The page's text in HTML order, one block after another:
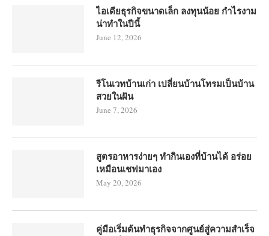
ไอเดียธุรกิจขนาดเล็ก ลงทุนน้อย กำไรงาม
น่าทำในปีนี้
June 12, 2026
รีโนเวทบ้านเก่า เปลี่ยนบ้านโทรมเป็นบ้าน
สวยในฝัน
June 7, 2026
สูตรอาหารง่ายๆ ทำกินเองที่บ้านได้ อร่อย
เหมือนเชฟมาเอง
May 20, 2026
คู่มือเริ่มต้นทำธุรกิจจากศูนย์สู่ความสำเร็จ